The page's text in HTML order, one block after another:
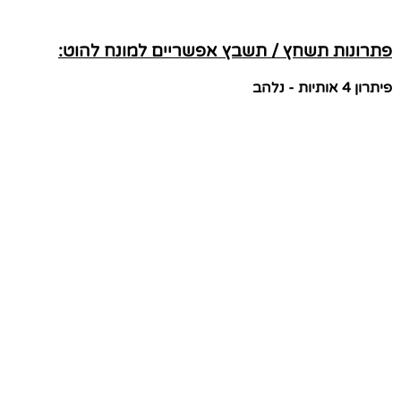
פתרונות תשחץ / תשבץ אפשריים למונח להוט:
פיתרון 4 אותיות - נלהב